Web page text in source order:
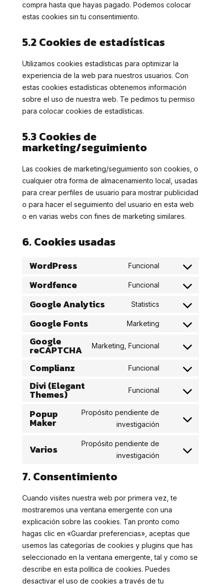
compra hasta que hayas pagado. Podemos colocar
estas cookies sin tu consentimiento.
5.2 Cookies de estadísticas
Utilizamos cookies estadísticas para optimizar la
experiencia de la web para nuestros usuarios. Con
estas cookies estadísticas obtenemos información
sobre el uso de nuestra web. Te pedimos tu permiso
para colocar cookies de estadísticas.
5.3 Cookies de
marketing/seguimiento
Las cookies de marketing/seguimiento son cookies, o
cualquier otra forma de almacenamiento local, usadas
para crear perfiles de usuario para mostrar publicidad
o para hacer el seguimiento del usuario en esta web
o en varias webs con fines de marketing similares.
6. Cookies usadas
WordPress Funcional
Consent
wordpress
Wordfence Funcional
Consent
wordfence
Google Analytics Statistics
Consent
google-
Google Fonts Marketing
Consent
service
Google
reCAPTCHA Marketing, Funcional
Consent
service
Complianz Funcional
Consent
service
Divi (Elegant
Themes) Funcional
Consent
service
themes)
Popup
Maker
Propósito pendiente de
investigación
Consent
service
Varios
Propósito pendiente de
investigación
Consent
7. Consentimiento
Cuando visites nuestra web por primera vez, te
mostraremos una ventana emergente con una
explicación sobre las cookies. Tan pronto como
hagas clic en «Guardar preferencias», aceptas que
usemos las categorías de cookies y plugins que has
seleccionado en la ventana emergente, tal y como se
describe en esta política de cookies. Puedes
desactivar el uso de cookies a través de tu